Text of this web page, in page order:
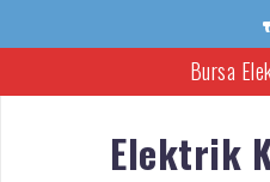
Bursa
Türkiye’nin Elektrik
Elektrik